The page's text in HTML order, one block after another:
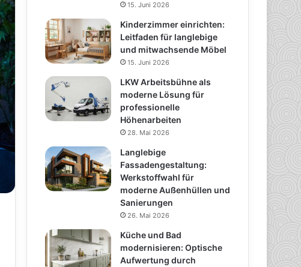
15. Juni 2026
Kinderzimmer einrichten:
Leitfaden für langlebige
und mitwachsende Möbel
15. Juni 2026
LKW Arbeitsbühne als
moderne Lösung für
professionelle
Höhenarbeiten
28. Mai 2026
Langlebige
Fassadengestaltung:
Werkstoffwahl für
moderne Außenhüllen und
Sanierungen
26. Mai 2026
Küche und Bad
modernisieren: Optische
Aufwertung durch